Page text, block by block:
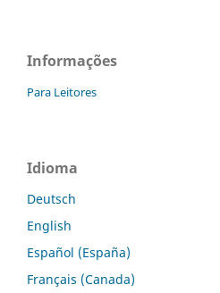
Informações
Para Leitores
Idioma
Deutsch
English
Español (España)
Français (Canada)